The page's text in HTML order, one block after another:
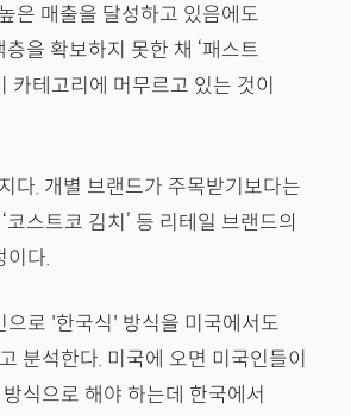
은 매출을 달성하고 있음에도
을 확보하지 못한 채 ‘패스트
카테고리에 머무르고 있는 것이
다. 개별 브랜드가 주목받기보다는
코스트코 김치’ 등 리테일 브랜드의
이다.
으로 '한국식' 방식을 미국에서도
분석한다. 미국에 오면 미국인들이
식으로 해야 하는데 한국에서